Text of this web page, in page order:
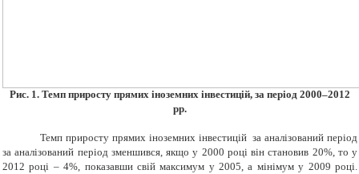
Рис. 1. Темп приросту прямих іноземних інвестицій, за період 2000–2012
рр.
Темп приросту прямих іноземних інвестицій за аналізований період
за аналізований період зменшився, якщо у 2000 році він становив 20%, то у
2012 році – 4%, показавши свій максимум у 2005, а мінімум у 2009 році.